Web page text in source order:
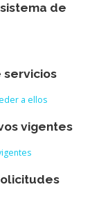
de
servicios
a ellos
vigentes